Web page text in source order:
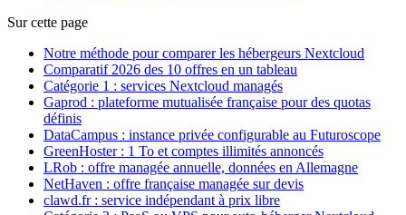
Sur cette page
Notre méthode pour comparer les hébergeurs Nextcloud
Comparatif 2026 des 10 offres en un tableau
Catégorie 1 : services Nextcloud managés
Gaprod : plateforme mutualisée française pour des quotas
définis
DataCampus : instance privée configurable au Futuroscope
GreenHoster : 1 To et comptes illimités annoncés
LRob : offre managée annuelle, données en Allemagne
NetHaven : offre française managée sur devis
clawd.fr : service indépendant à prix libre